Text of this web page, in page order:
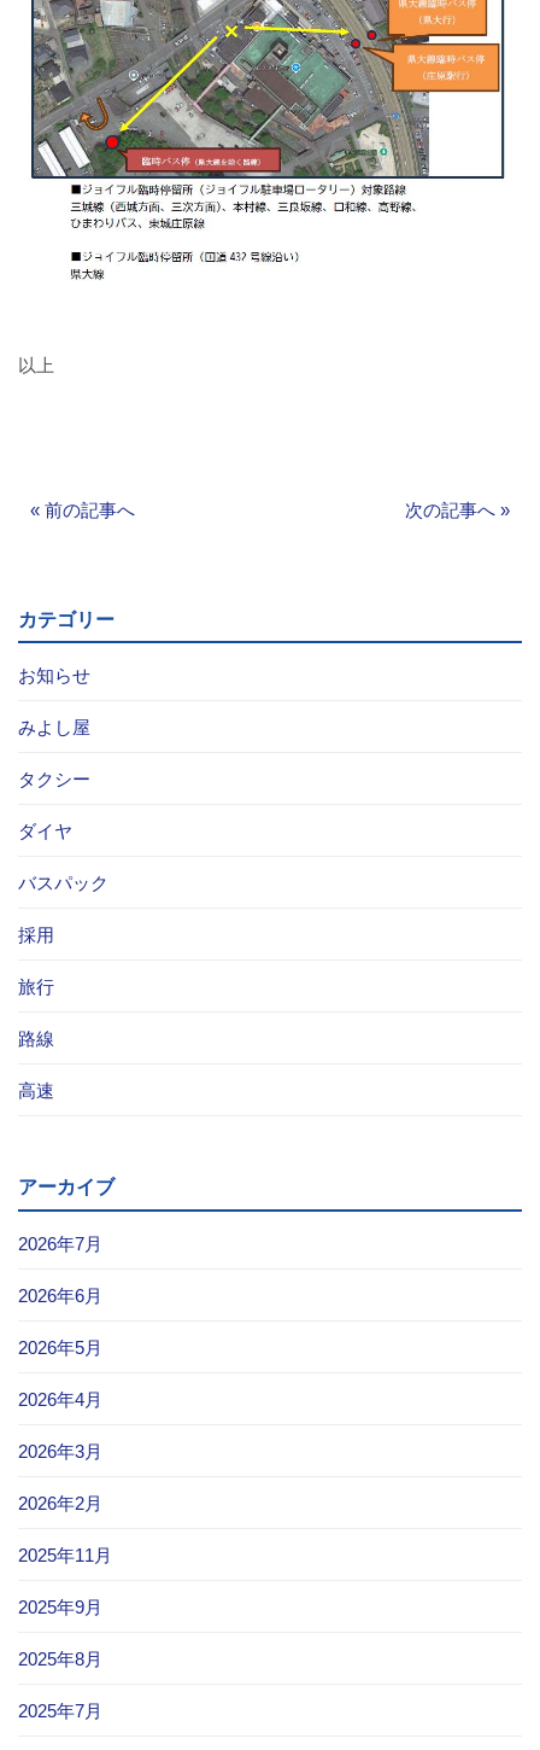
備北交通の歴史（アルバム）
リンク
お問い合わせ
採用情報
以上
« 前の記事へ 次の記事へ »
カテゴリー
お知らせ
みよし屋
タクシー
ダイヤ
バスパック
採用
旅行
路線
高速
アーカイブ
2026年7月
2026年6月
2026年5月
2026年4月
2026年3月
2026年2月
2025年11月
2025年9月
2025年8月
2025年7月